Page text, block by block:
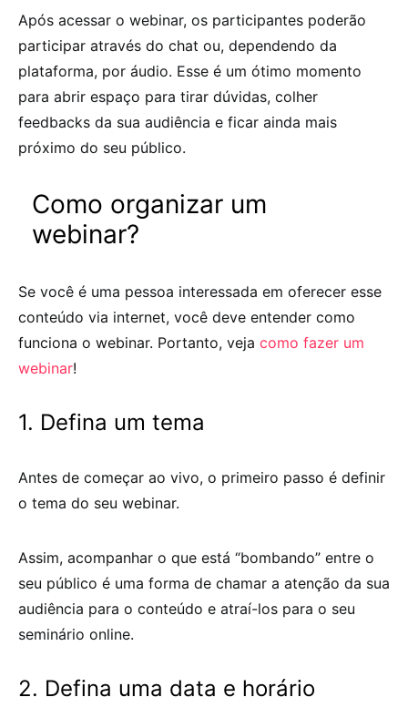
Após acessar o webinar, os participantes poderão
participar através do chat ou, dependendo da
plataforma, por áudio. Esse é um ótimo momento
para abrir espaço para tirar dúvidas, colher
feedbacks da sua audiência e ficar ainda mais
próximo do seu público.
Como organizar um
webinar?
Se você é uma pessoa interessada em oferecer esse
conteúdo via internet, você deve entender como
funciona o webinar. Portanto, veja como fazer um
webinar!
1. Defina um tema
Antes de começar ao vivo, o primeiro passo é definir
o tema do seu webinar.
Assim, acompanhar o que está “bombando” entre o
seu público é uma forma de chamar a atenção da sua
audiência para o conteúdo e atraí-los para o seu
seminário online.
2. Defina uma data e horário